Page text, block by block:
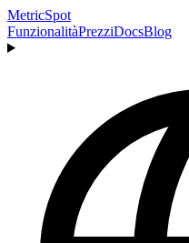
MetricSpot
FunzionalitàPrezziDocsBlog